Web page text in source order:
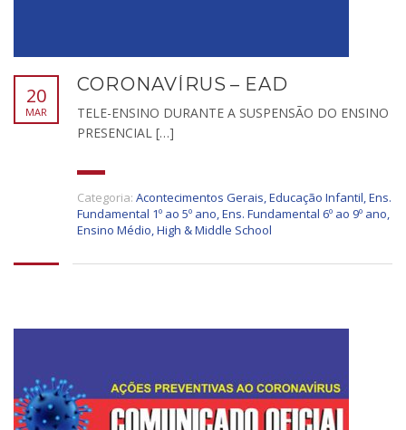
20
MAR
CORONAVÍRUS – EAD
TELE-ENSINO DURANTE A SUSPENSÃO DO ENSINO
PRESENCIAL […]
Categoria: Acontecimentos Gerais,Educação Infantil,Ens.
Fundamental 1º ao 5º ano,Ens. Fundamental 6º ao 9º ano,
Ensino Médio,High & Middle School